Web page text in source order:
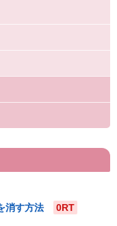
消す方法 0RT